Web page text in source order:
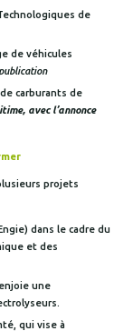
de
de véhicules
carburants de
avec l’annonce
projets
dans le cadre du
et des
une
qui vise à